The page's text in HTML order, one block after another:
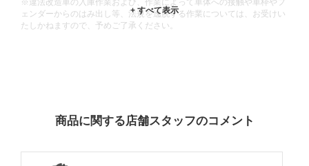
※違法改造車の入庫作業および、作業によって車体への接触や車枠やフ
ェンダーからのはみ出し等、法規を逸脱する作業については、お受けい
たしかねますので、予めご了承ください。
商品に関する店舗スタッフのコメント